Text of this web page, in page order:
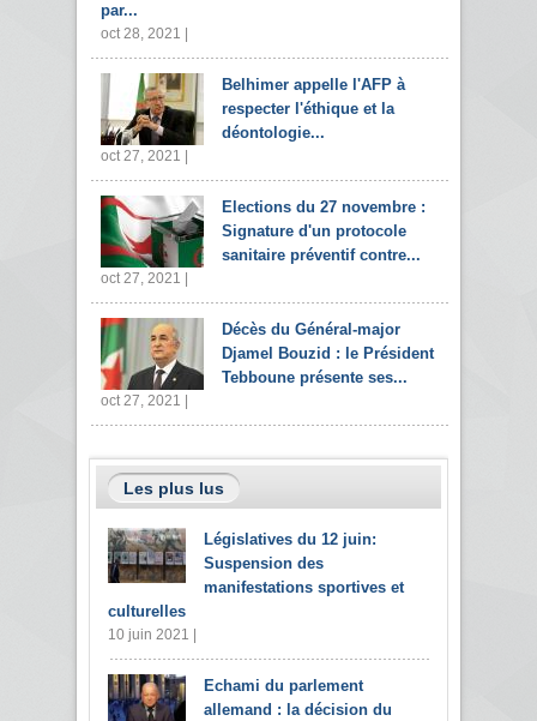
par...
oct 28, 2021 |
Belhimer appelle l'AFP à
respecter l'éthique et la
déontologie...
oct 27, 2021 |
Elections du 27 novembre :
Signature d'un protocole
sanitaire préventif contre...
oct 27, 2021 |
Décès du Général-major
Djamel Bouzid : le Président
Tebboune présente ses...
oct 27, 2021 |
Les plus lus
Législatives du 12 juin:
Suspension des
manifestations sportives et
culturelles
10 juin 2021 |
Echami du parlement
allemand : la décision du